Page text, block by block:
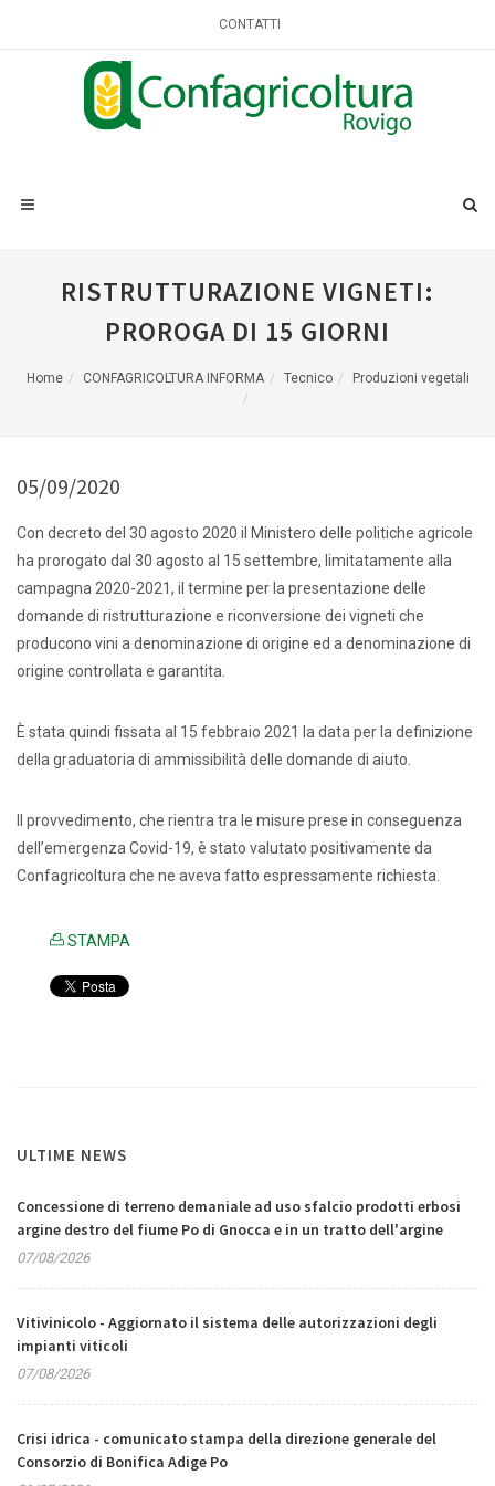
CONTATTI
RISTRUTTURAZIONE VIGNETI:
PROROGA DI 15 GIORNI
Home CONFAGRICOLTURA INFORMA Tecnico Produzioni vegetali
05/09/2020
Con decreto del 30 agosto 2020 il Ministero delle politiche agricole
ha prorogato dal 30 agosto al 15 settembre, limitatamente alla
campagna 2020-2021, il termine per la presentazione delle
domande di ristrutturazione e riconversione dei vigneti che
producono vini a denominazione di origine ed a denominazione di
origine controllata e garantita.
È stata quindi fissata al 15 febbraio 2021 la data per la definizione
della graduatoria di ammissibilità delle domande di aiuto.
Il provvedimento, che rientra tra le misure prese in conseguenza
dell’emergenza Covid-19, è stato valutato positivamente da
Confagricoltura che ne aveva fatto espressamente richiesta.
STAMPA
ULTIME NEWS
Concessione di terreno demaniale ad uso sfalcio prodotti erbosi
argine destro del fiume Po di Gnocca e in un tratto dell'argine
07/08/2026
Vitivinicolo - Aggiornato il sistema delle autorizzazioni degli
impianti viticoli
07/08/2026
Crisi idrica - comunicato stampa della direzione generale del
Consorzio di Bonifica Adige Po